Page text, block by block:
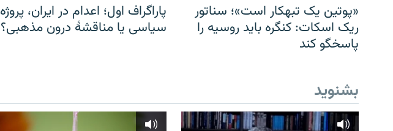
«پوتین یک تبهکار است»؛ سناتور
ریک اسکات: کنگره باید روسیه را
پاسخگو کند
پاراگراف اول؛ اعدام در ایران، پروژه
سیاسی یا مناقشهٔ درون مذهبی؟
بشنوید